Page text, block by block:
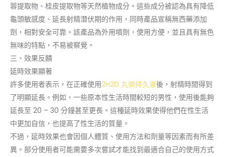
蓉提取物、桂皮提取物等天然植物成分。這些成分被認為具有降低
龜頭敏感度、延長射精潛伏期的作用，同時產品宣稱無西藥添加
劑，相對安全可靠。該產品為外用噴劑，使用方便，並且具有無色
無味的特點，不易被察覺。
三、效果反饋
延時效果顯著
許多使用者表示，在正確使用2H2D 丸榮持久液後，射精時間得到
了明顯延長。例如，一些原本性生活時間較短的男性，使用後能夠
延長至 20 – 30 分鐘甚至更長。這種延時效果使得他們在性生活
中更加自信，也提高了性生活的質量。
不過，延時效果也會因個人體質、使用方法和劑量等因素而有所差
異。部分使用者可能需要多次嘗試才能找到最適合自己的使用方式